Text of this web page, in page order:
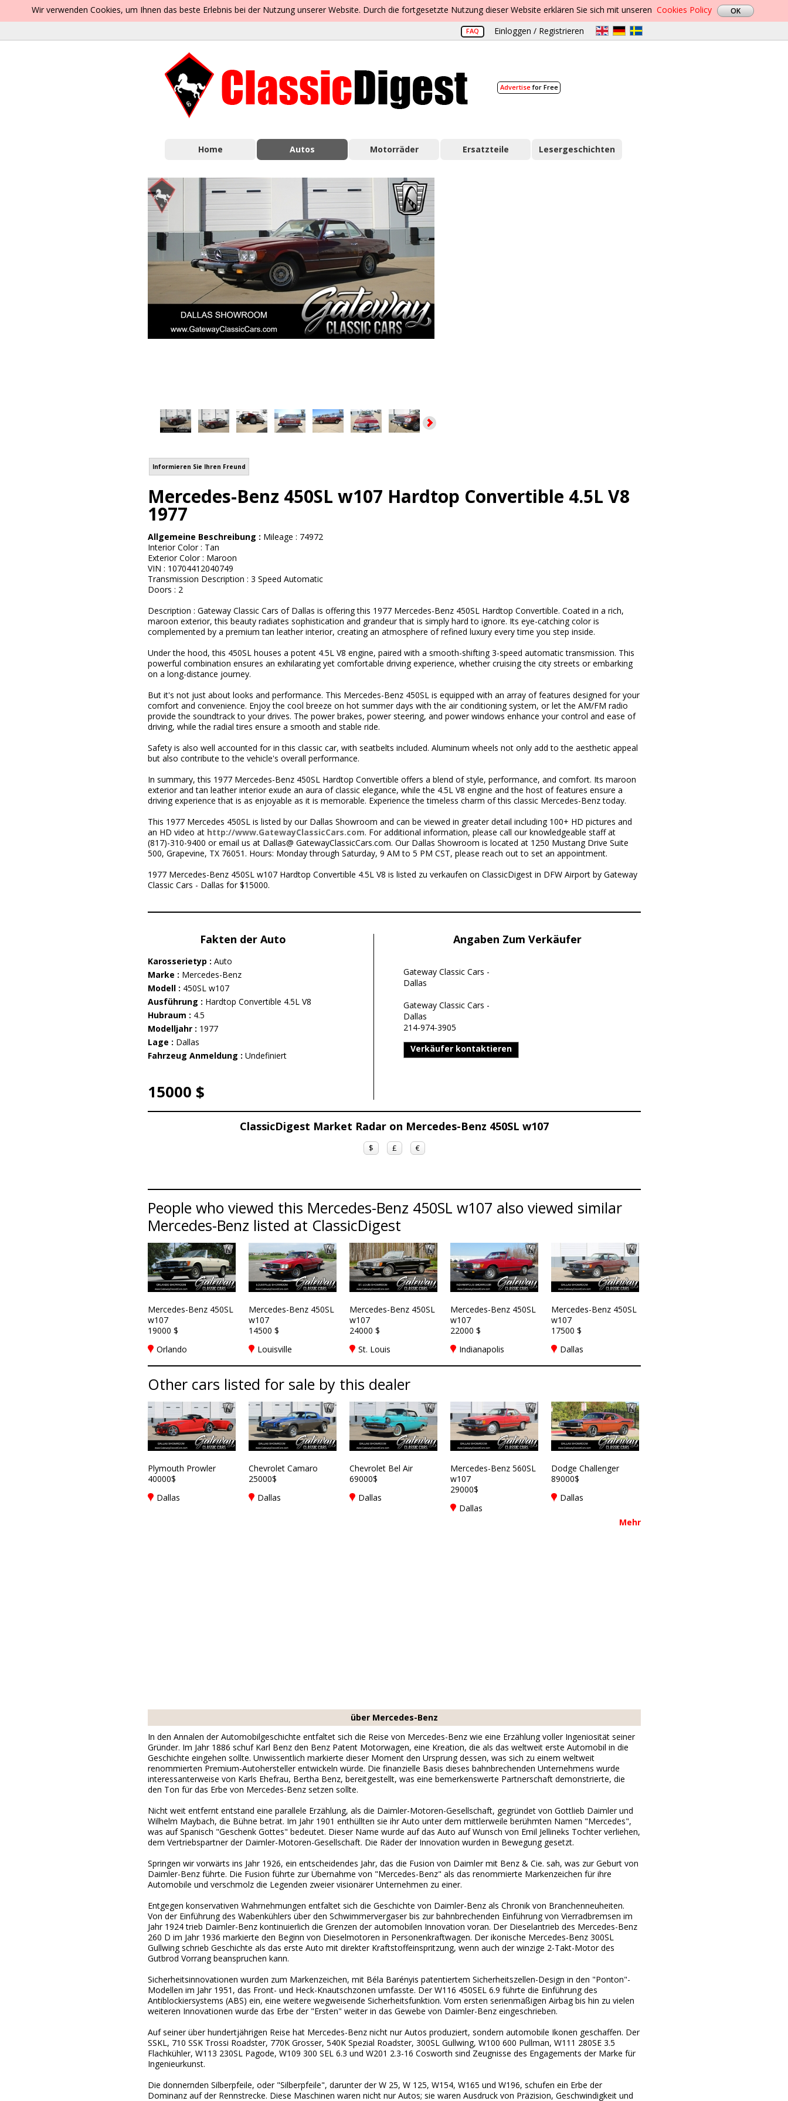
Wir verwenden Cookies, um Ihnen das beste Erlebnis bei der Nutzung unserer Website. Durch die fortgesetzte Nutzung dieser Website erklären Sie sich mit unseren Cookies Policy
FAQ Einloggen / Registrieren
Advertisefor Free
Home Autos Motorräder Ersatzteile Lesergeschichten
Informieren Sie Ihren Freund
Mercedes-Benz 450SL w107 Hardtop Convertible 4.5L V8
1977
Allgemeine Beschreibung : Mileage : 74972
Interior Color : Tan
Exterior Color : Maroon
VIN : 10704412040749
Transmission Description : 3 Speed Automatic
Doors : 2
Description : Gateway Classic Cars of Dallas is offering this 1977 Mercedes-Benz 450SL Hardtop Convertible. Coated in a rich,
maroon exterior, this beauty radiates sophistication and grandeur that is simply hard to ignore. Its eye-catching color is
complemented by a premium tan leather interior, creating an atmosphere of refined luxury every time you step inside.
Under the hood, this 450SL houses a potent 4.5L V8 engine, paired with a smooth-shifting 3-speed automatic transmission. This
powerful combination ensures an exhilarating yet comfortable driving experience, whether cruising the city streets or embarking
on a long-distance journey.
But it's not just about looks and performance. This Mercedes-Benz 450SL is equipped with an array of features designed for your
comfort and convenience. Enjoy the cool breeze on hot summer days with the air conditioning system, or let the AM/FM radio
provide the soundtrack to your drives. The power brakes, power steering, and power windows enhance your control and ease of
driving, while the radial tires ensure a smooth and stable ride.
Safety is also well accounted for in this classic car, with seatbelts included. Aluminum wheels not only add to the aesthetic appeal
but also contribute to the vehicle's overall performance.
In summary, this 1977 Mercedes-Benz 450SL Hardtop Convertible offers a blend of style, performance, and comfort. Its maroon
exterior and tan leather interior exude an aura of classic elegance, while the 4.5L V8 engine and the host of features ensure a
driving experience that is as enjoyable as it is memorable. Experience the timeless charm of this classic Mercedes-Benz today.
This 1977 Mercedes 450SL is listed by our Dallas Showroom and can be viewed in greater detail including 100+ HD pictures and
an HD video at http://www.GatewayClassicCars.com. For additional information, please call our knowledgeable staff at
(817)-310-9400 or email us at Dallas@ GatewayClassicCars.com. Our Dallas Showroom is located at 1250 Mustang Drive Suite
500, Grapevine, TX 76051. Hours: Monday through Saturday, 9 AM to 5 PM CST, please reach out to set an appointment.
1977 Mercedes-Benz 450SL w107 Hardtop Convertible 4.5L V8 is listed zu verkaufen on ClassicDigest in DFW Airport by Gateway
Classic Cars - Dallas for $15000.
Fakten der Auto
Karosserietyp : Auto
Marke : Mercedes-Benz
Modell : 450SL w107
Ausführung : Hardtop Convertible 4.5L V8
Hubraum : 4.5
Modelljahr : 1977
Lage : Dallas
Fahrzeug Anmeldung : Undefiniert
15000 $
Angaben Zum Verkäufer
Gateway Classic Cars -
Dallas
Gateway Classic Cars -
Dallas
214-974-3905
Verkäufer kontaktieren
ClassicDigest Market Radar on Mercedes-Benz 450SL w107
$ £ €
People who viewed this Mercedes-Benz 450SL w107 also viewed similar
Mercedes-Benz listed at ClassicDigest
Mercedes-Benz 450SL
w107
19000 $
Orlando
Mercedes-Benz 450SL
w107
14500 $
Louisville
Mercedes-Benz 450SL
w107
24000 $
St. Louis
Mercedes-Benz 450SL
w107
22000 $
Indianapolis
Mercedes-Benz 450SL
w107
17500 $
Dallas
Other cars listed for sale by this dealer
Plymouth Prowler
40000$
Dallas
Chevrolet Camaro
25000$
Dallas
Chevrolet Bel Air
69000$
Dallas
Mercedes-Benz 560SL
w107
29000$
Dallas
Dodge Challenger
89000$
Dallas
Mehr
über Mercedes-Benz
In den Annalen der Automobilgeschichte entfaltet sich die Reise von Mercedes-Benz wie eine Erzählung voller Ingeniosität seiner
Gründer. Im Jahr 1886 schuf Karl Benz den Benz Patent Motorwagen, eine Kreation, die als das weltweit erste Automobil in die
Geschichte eingehen sollte. Unwissentlich markierte dieser Moment den Ursprung dessen, was sich zu einem weltweit
renommierten Premium-Autohersteller entwickeln würde. Die finanzielle Basis dieses bahnbrechenden Unternehmens wurde
interessanterweise von Karls Ehefrau, Bertha Benz, bereitgestellt, was eine bemerkenswerte Partnerschaft demonstrierte, die
den Ton für das Erbe von Mercedes-Benz setzen sollte.
Nicht weit entfernt entstand eine parallele Erzählung, als die Daimler-Motoren-Gesellschaft, gegründet von Gottlieb Daimler und
Wilhelm Maybach, die Bühne betrat. Im Jahr 1901 enthüllten sie ihr Auto unter dem mittlerweile berühmten Namen "Mercedes",
was auf Spanisch "Geschenk Gottes" bedeutet. Dieser Name wurde auf das Auto auf Wunsch von Emil Jellineks Tochter verliehen,
dem Vertriebspartner der Daimler-Motoren-Gesellschaft. Die Räder der Innovation wurden in Bewegung gesetzt.
Springen wir vorwärts ins Jahr 1926, ein entscheidendes Jahr, das die Fusion von Daimler mit Benz & Cie. sah, was zur Geburt von
Daimler-Benz führte. Die Fusion führte zur Übernahme von "Mercedes-Benz" als das renommierte Markenzeichen für ihre
Automobile und verschmolz die Legenden zweier visionärer Unternehmen zu einer.
Entgegen konservativen Wahrnehmungen entfaltet sich die Geschichte von Daimler-Benz als Chronik von Branchenneuheiten.
Von der Einführung des Wabenkühlers über den Schwimmervergaser bis zur bahnbrechenden Einführung von Vierradbremsen im
Jahr 1924 trieb Daimler-Benz kontinuierlich die Grenzen der automobilen Innovation voran. Der Dieselantrieb des Mercedes-Benz
260 D im Jahr 1936 markierte den Beginn von Dieselmotoren in Personenkraftwagen. Der ikonische Mercedes-Benz 300SL
Gullwing schrieb Geschichte als das erste Auto mit direkter Kraftstoffeinspritzung, wenn auch der winzige 2-Takt-Motor des
Gutbrod Vorrang beanspruchen kann.
Sicherheitsinnovationen wurden zum Markenzeichen, mit Béla Barényis patentiertem Sicherheitszellen-Design in den "Ponton"-
Modellen im Jahr 1951, das Front- und Heck-Knautschzonen umfasste. Der W116 450SEL 6.9 führte die Einführung des
Antiblockiersystems (ABS) ein, eine weitere wegweisende Sicherheitsfunktion. Vom ersten serienmäßigen Airbag bis hin zu vielen
weiteren Innovationen wurde das Erbe der "Ersten" weiter in das Gewebe von Daimler-Benz eingeschrieben.
Auf seiner über hundertjährigen Reise hat Mercedes-Benz nicht nur Autos produziert, sondern automobile Ikonen geschaffen. Der
SSKL, 710 SSK Trossi Roadster, 770K Grosser, 540K Spezial Roadster, 300SL Gullwing, W100 600 Pullman, W111 280SE 3.5
Flachkühler, W113 230SL Pagode, W109 300 SEL 6.3 und W201 2.3-16 Cosworth sind Zeugnisse des Engagements der Marke für
Ingenieurkunst.
Die donnernden Silberpfeile, oder "Silberpfeile", darunter der W 25, W 125, W154, W165 und W196, schufen ein Erbe der
Dominanz auf der Rennstrecke. Diese Maschinen waren nicht nur Autos; sie waren Ausdruck von Präzision, Geschwindigkeit und